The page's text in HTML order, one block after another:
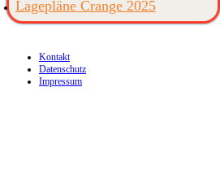
Lagepläne Crange 2025
Kontakt
Datenschutz
Impressum